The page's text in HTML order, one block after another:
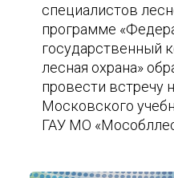
специалистов
программе
государственный
лесная охрана»
провести встречу
Московского
ГАУ МО